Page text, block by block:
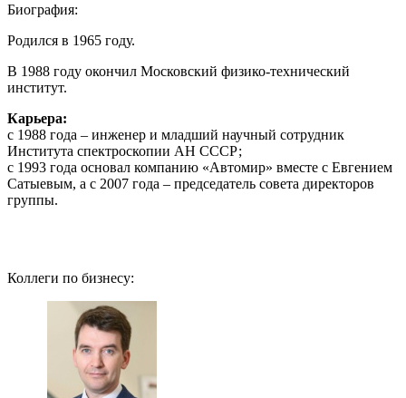
Биография:
Родился в 1965 году.
В 1988 году окончил Московский физико-технический
институт.
Карьера:
с 1988 года – инженер и младший научный сотрудник
Института спектроскопии АН СССР;
с 1993 года основал компанию «Автомир» вместе с Евгением
Сатыевым, а с 2007 года – председатель совета директоров
группы.
Коллеги по бизнесу: